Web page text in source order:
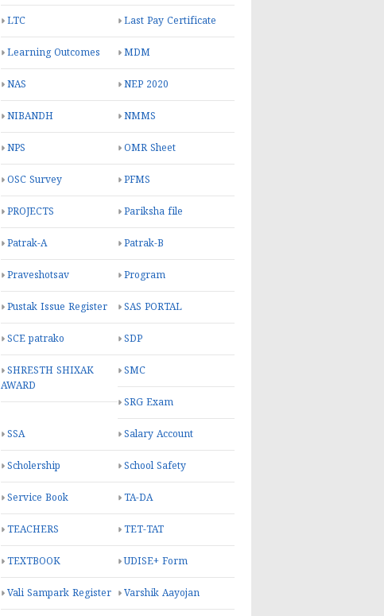
LTC Last Pay Certificate
Learning Outcomes MDM
NAS NEP 2020
NIBANDH NMMS
NPS OMR Sheet
OSC Survey PFMS
PROJECTS Pariksha file
Patrak-A Patrak-B
Praveshotsav Program
Pustak Issue Register SAS PORTAL
SCE patrako SDP
SHRESTH SHIXAK
AWARD
SMC
SRG Exam
SSA Salary Account
Scholership School Safety
Service Book TA-DA
TEACHERS TET-TAT
TEXTBOOK UDISE+ Form
Vali Sampark Register Varshik Aayojan